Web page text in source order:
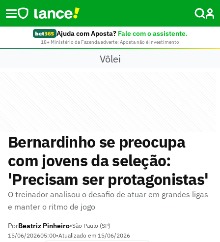
Ajuda com Aposta? Fale com o assistente.
18+ Ministério da Fazenda adverte: Aposta não é investimento
Vôlei
Bernardinho se preocupa
com jovens da seleção:
'Precisam ser protagonistas'
O treinador analisou o desafio de atuar em grandes ligas
e manter o ritmo de jogo
PorBeatriz Pinheiro•São Paulo (SP)
15/06/202605:00•Atualizado em 15/06/2026